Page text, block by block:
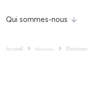
Qui sommes-nous
Accueil Élections